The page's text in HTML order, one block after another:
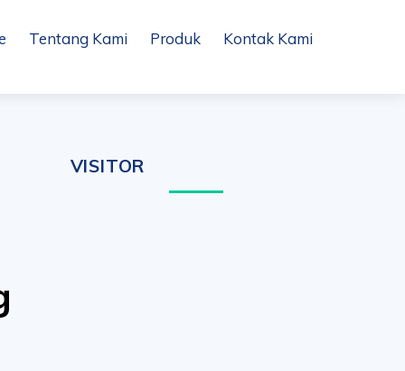
Tentang Kami Produk Kontak Kami
VISITOR